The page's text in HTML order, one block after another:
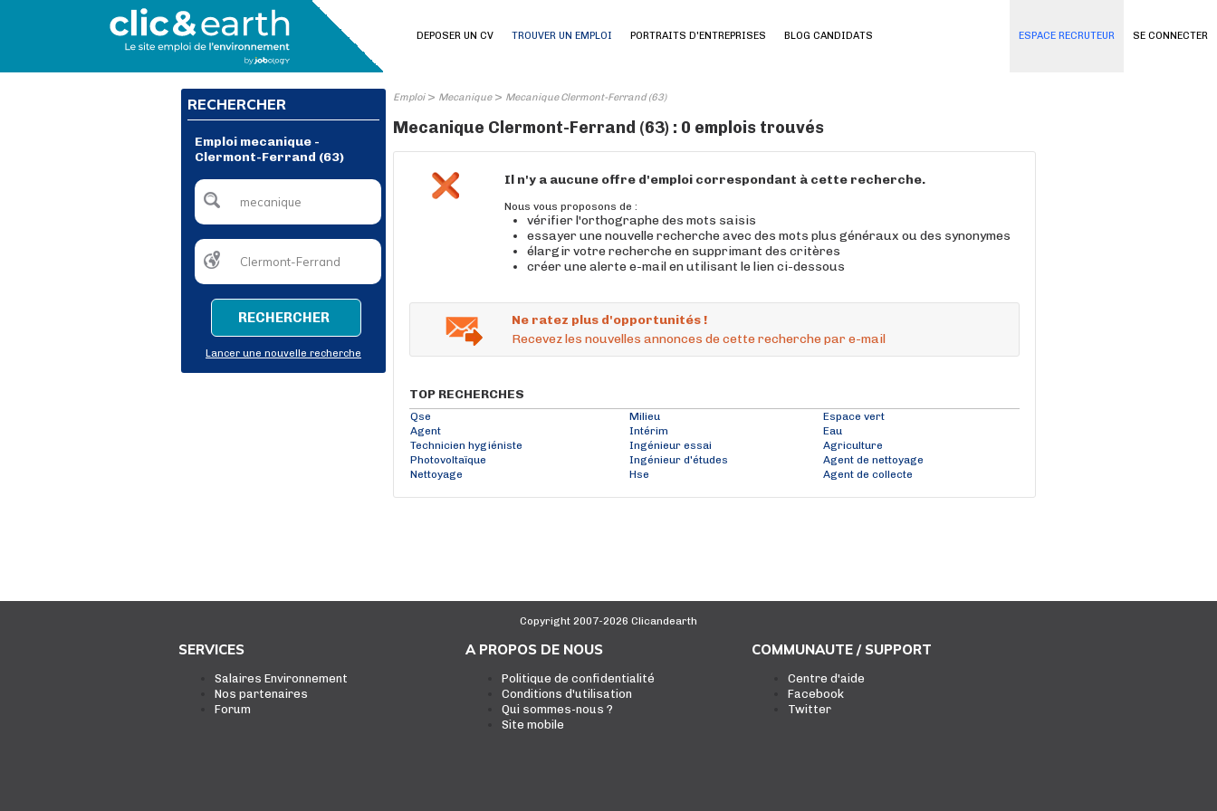
SE CONNECTER
DEPOSER UN CV TROUVER UN EMPLOI PORTRAITS D'ENTREPRISES BLOG CANDIDATS ESPACE RECRUTEUR
RECHERCHER
Emploi mecanique -
Clermont-Ferrand (63)
RECHERCHER
Lancer une nouvelle recherche
Emploi> Mecanique> Mecanique Clermont-Ferrand (63)
Mecanique Clermont-Ferrand (63) : 0 emplois trouvés
Il n'y a aucune offre d'emploi correspondant à cette recherche.
Nous vous proposons de :
vérifier l'orthographe des mots saisis
essayer une nouvelle recherche avec des mots plus généraux ou des synonymes
élargir votre recherche en supprimant des critères
créer une alerte e-mail en utilisant le lien ci-dessous
Ne ratez plus d'opportunités !
Recevez les nouvelles annonces de cette recherche par e-mail
TOP RECHERCHES
Qse Milieu
Espace vert
Agent
Intérim
Eau
Technicien hygiéniste
Ingénieur essai
Agriculture
Photovoltaïque
Ingénieur d'études
Agent de nettoyage
Nettoyage
Hse Agent de collecte
Copyright 2007-2026 Clicandearth
SERVICES
Salaires Environnement
Nos partenaires
Forum
A PROPOS DE NOUS
Politique de confidentialité
Conditions d'utilisation
Qui sommes-nous ?
Site mobile
COMMUNAUTE / SUPPORT
Centre d'aide
Facebook
Twitter